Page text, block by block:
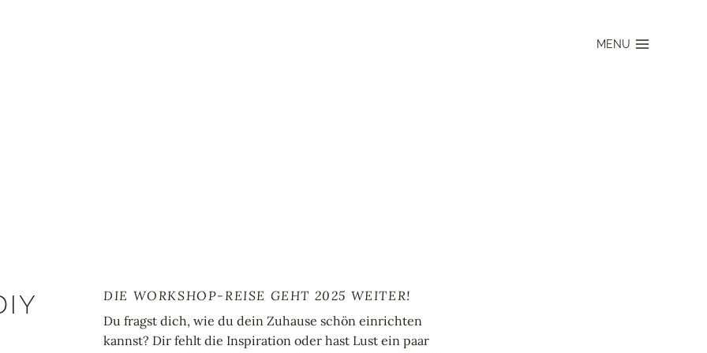
MENU
DIE WORKSHOP-REISE GEHT 2025 WEITER!
Du fragst dich, wie du dein Zuhause schön einrichten
kannst? Dir fehlt die Inspiration oder hast Lust ein paar